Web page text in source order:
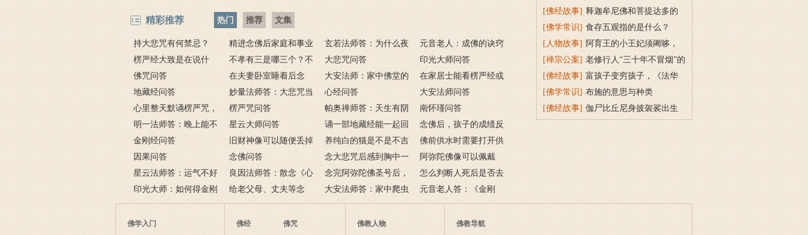
精彩推荐 热门 推荐 文集
持大悲咒有何禁忌？
精进念佛后家庭和事业
为何会出现很多逆缘？
玄若法师答：为什么夜
里持大悲咒会害怕？
元音老人：成佛的诀窍
楞严经大致是在说什
么？如何修楞严法门？
不孝有三是哪三个？不
孝有三的含义是什么？
大悲咒问答
印光大师问答
佛咒问答
在夫妻卧室睡着后念
佛，有罪吗？
大安法师：家中佛堂的
佛像应如何摆放？
在家居士能看楞严经或
法华经吗？晚上能念地藏
经吗？
地藏经问答
妙量法师答：大悲咒当
手机铃声如法吗？
心经问答
大安法师问答
心里整天默诵楞严咒，
方式对不对？
楞严咒问答
帕奥禅师答：天生有阴
阳眼的人是否前生曾修行
禅法？
南怀瑾问答
明一法师答：晚上能不
能上香？为什么拜佛会
哭？这是流泪佛？
星云大师问答
诵一部地藏经能一起回
向给在世去世的亲人
吗？
念佛后，孩子的成绩反
而下降，是怎么回事？
金刚经问答
旧财神像可以随便丢掉
吗？该怎么处理？
养纯白的猫是不是不吉
祥？
佛前供水时需要打开供
水杯的盖子吗？
因果问答 念佛问答
念大悲咒后感到胸中一
朵莲花盛开，这种感应好
吗？
阿弥陀佛像可以佩戴
吗？有什么禁忌和需要注
意的吗？
星云法师答：运气不好
时如何转运？
良因法师答：散念《心
经》将近一年，改念《地
藏经》可以吗？
念完阿弥陀佛圣号后，
是否需要回向？
怎么判断人死后是否去
了西方？去极乐世界有何
标准？
印光大师：如何得金刚
经的真实利益？
给老父母、丈夫等念
《金刚经》、《心经》、
往生咒可以吗？
大安法师答：家中爬虫
成灾怎么办？
元音老人答：《金刚
经》说：‘无人相，无我
相’。谁说谁闻？
示
[佛经故事] 释迦牟尼佛和菩提达多的
双头鸟故事
[佛学常识] 食存五观指的是什么？
[人物故事] 阿育王的小王妃须阇哆，
持戒穿素服得宝珠
[禅宗公案] 老修行人“三十年不冒烟”的
故事
[佛经故事] 富孩子变穷孩子，《法华
经》穷子喻的故事
[佛学常识] 布施的意思与种类
[佛经故事] 伽尸比丘尼身披袈裟出生
佛学入门
佛经
佛咒
佛教人物
佛教导航